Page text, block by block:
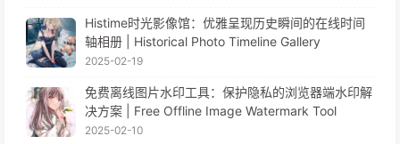
Histime时光影像馆：优雅呈现历史瞬间的在线时间
轴相册 | Historical Photo Timeline Gallery
2025-02-19
免费离线图片水印工具：保护隐私的浏览器端水印解
决方案 | Free Offline Image Watermark Tool
2025-02-10